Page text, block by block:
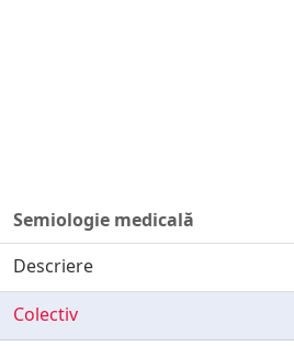
Semiologie medicală
Descriere
Colectiv